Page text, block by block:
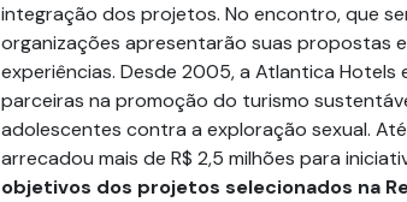
integração dos projetos. No encontro, que
organizações apresentarão suas propostas
experiências. Desde 2005, a Atlantica Hotels
parceiras na promoção do turismo
adolescentes contra a exploração sexual. Até
arrecadou mais de R$ 2,5 milhões para
objetivos dos projetos selecionados na